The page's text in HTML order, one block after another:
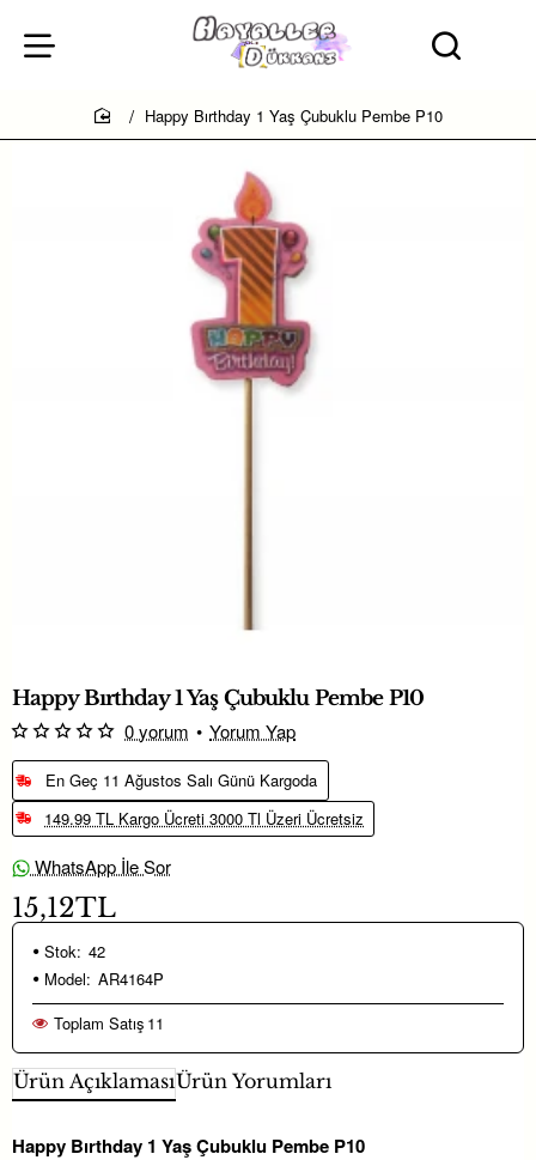
home
Happy Bırthday 1 Yaş Çubuklu Pembe P10
Happy Bırthday 1 Yaş Çubuklu Pembe P10
En Geç 11 Ağustos Salı Günü Kargoda
149.99 TL Kargo Ücreti 3000 Tl Üzeri Ücretsiz
WhatsApp İle Sor
0 yorum • Yorum Yap
15,12TL
Stok: 42
Model: AR4164P
Toplam Satış 11
Ürün AçıklamasıÜrün Yorumları
Happy Bırthday 1 Yaş Çubuklu Pembe P10